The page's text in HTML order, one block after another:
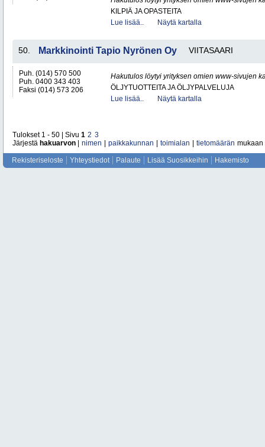
KILPIÄ JA OPASTEITA
Lue lisää..
Näytä kartalla
50. Markkinointi Tapio Nyrönen Oy VIITASAARI
Puh. (014) 570 500
Puh. 0400 343 403
Faksi (014) 573 206
Hakutulos löytyi yrityksen omien www-sivujen
ÖLJYTUOTTEITA JA ÖLJYPALVELUJA
Lue lisää..
Näytä kartalla
Tulokset 1 - 50 | Sivu 1 2 3
Järjestä hakuarvon nimen paikkakunnan toimialan tietomäärän mukaan
Rekisteriseloste Yhteystiedot Palaute Lisää Suosikkeihin Hakemisto